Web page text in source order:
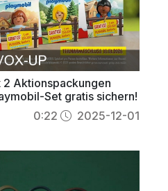
Aktionspackungen
Set gratis sichern!
0:22 2025-12-01